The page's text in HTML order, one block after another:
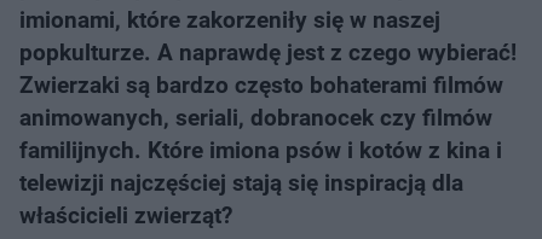
imionami, które zakorzeniły się w naszej
popkulturze. A naprawdę jest z czego wybierać!
Zwierzaki są bardzo często bohaterami filmów
animowanych, seriali, dobranocek czy filmów
familijnych. Które imiona psów i kotów z kina i
telewizji najczęściej stają się inspiracją dla
właścicieli zwierząt?